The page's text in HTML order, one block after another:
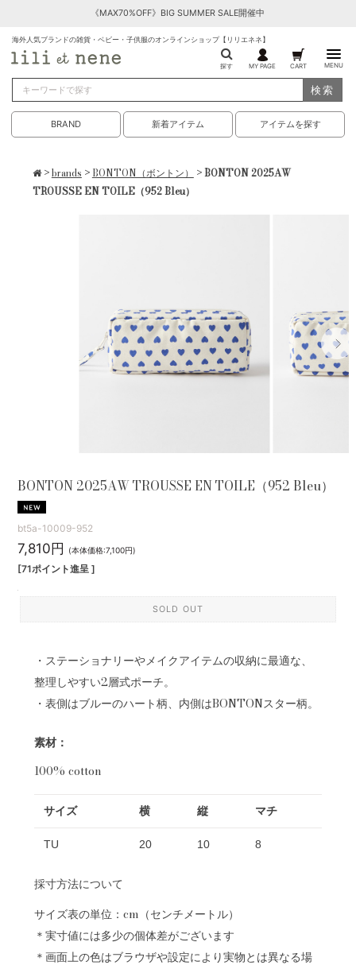
《MAX70%OFF》BIG SUMMER SALE開催中
海外人気ブランドの雑貨・ベビー・子供服のオンラインショップ【リリエネネ】
探す MY PAGE CART MENU
検索
BRAND 新着アイテム アイテムを探す
>brands > BONTON（ボントン） > BONTON 2025AW
TROUSSE EN TOILE（952 Bleu）
BONTON 2025AW TROUSSE EN TOILE（952 Bleu）
bt5a-10009-952
7,810円 (本体価格:7,100円)
[71ポイント進呈 ]
SOLD OUT
・ステーショナリーやメイクアイテムの収納に最適な、
整理しやすい2層式ポーチ。
・表側はブルーのハート柄、内側はBONTONスター柄。
素材：
100% cotton
サイズ 横 縦 マチ
TU 20 10 8
採寸方法について
サイズ表の単位：cm（センチメートル）
＊実寸値には多少の個体差がございます
＊画面上の色はブラウザや設定により実物とは異なる場